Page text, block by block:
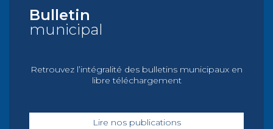
Bulletin
municipal
Retrouvez l’intégralité des bulletins municipaux en
libre téléchargement
Lire nos publications